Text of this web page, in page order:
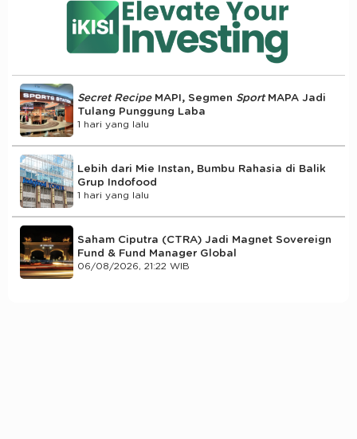
Secret RecipeMAPI, Segmen Sport MAPA Jadi
Tulang Punggung Laba
1 hari yang lalu
Lebih dari Mie Instan, Bumbu Rahasia di Balik
Grup Indofood
1 hari yang lalu
Saham Ciputra (CTRA) Jadi Magnet Sovereign
Fund & Fund Manager Global
06/08/2026, 21:22 WIB